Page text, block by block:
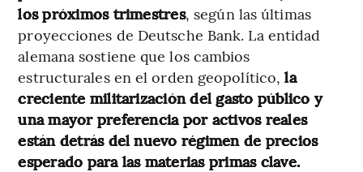
los próximos trimestres, según las últimas
proyecciones de Deutsche Bank. La entidad
alemana sostiene que los cambios
estructurales en el orden geopolítico,la
creciente militarización del gasto público y
una mayor preferencia por activos reales
están detrás del nuevo régimen de precios
esperado para las materias primas clave.